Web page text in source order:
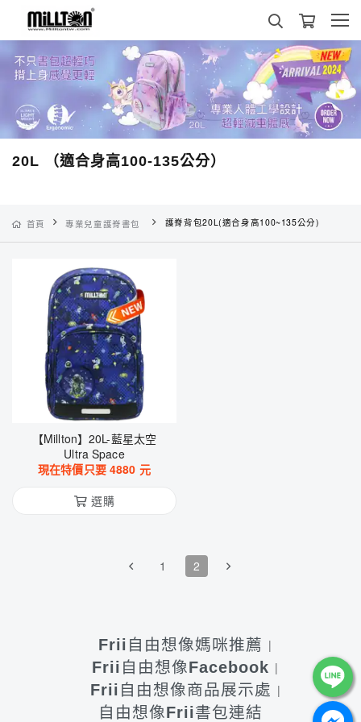
20L （適合身高100-135公分）
首頁 專業兒童護脊書包 護脊背包20L(適合身高100~135公分)
【Millton】20L-藍星太空
Ultra Space
現在特價只要4880 元
選購
1 2
Frii自由想像媽咪推薦
Frii自由想像Facebook
Frii自由想像商品展示處
自由想像Frii書包連結